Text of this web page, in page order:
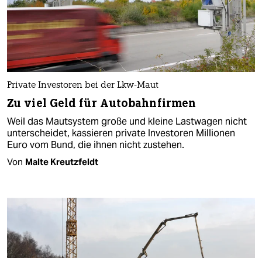
Private Investoren bei der Lkw-Maut
Zu viel Geld für Autobahnfirmen
Weil das Mautsystem große und kleine Lastwagen nicht
unterscheidet, kassieren private Investoren Millionen
Euro vom Bund, die ihnen nicht zustehen.
Von Malte Kreutzfeldt